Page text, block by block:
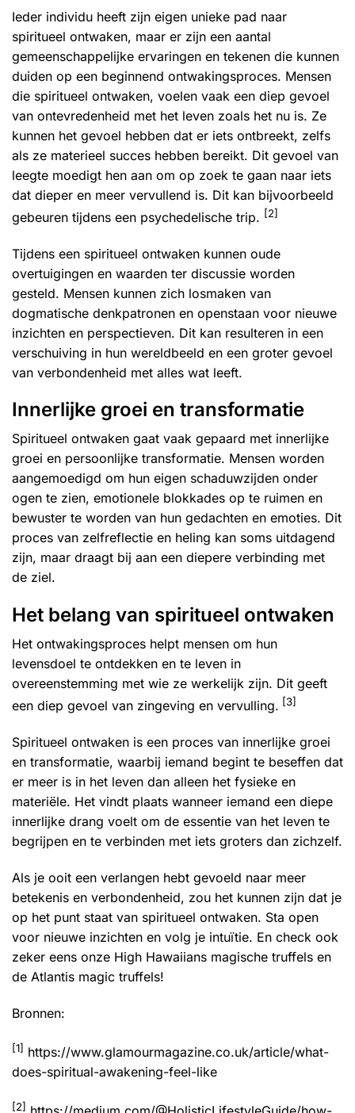
Ieder individu heeft zijn eigen unieke pad naar
spiritueel ontwaken, maar er zijn een aantal
gemeenschappelijke ervaringen en tekenen die kunnen
duiden op een beginnend ontwakingsproces. Mensen
die spiritueel ontwaken, voelen vaak een diep gevoel
van ontevredenheid met het leven zoals het nu is. Ze
kunnen het gevoel hebben dat er iets ontbreekt, zelfs
als ze materieel succes hebben bereikt. Dit gevoel van
leegte moedigt hen aan om op zoek te gaan naar iets
dat dieper en meer vervullend is. Dit kan bijvoorbeeld
gebeuren tijdens een psychedelische trip. [2]
Tijdens een spiritueel ontwaken kunnen oude
overtuigingen en waarden ter discussie worden
gesteld. Mensen kunnen zich losmaken van
dogmatische denkpatronen en openstaan voor nieuwe
inzichten en perspectieven. Dit kan resulteren in een
verschuiving in hun wereldbeeld en een groter gevoel
van verbondenheid met alles wat leeft.
Innerlijke groei en transformatie
Spiritueel ontwaken gaat vaak gepaard met innerlijke
groei en persoonlijke transformatie. Mensen worden
aangemoedigd om hun eigen schaduwzijden onder
ogen te zien, emotionele blokkades op te ruimen en
bewuster te worden van hun gedachten en emoties. Dit
proces van zelfreflectie en heling kan soms uitdagend
zijn, maar draagt bij aan een diepere verbinding met
de ziel.
Het belang van spiritueel ontwaken
Het ontwakingsproces helpt mensen om hun
levensdoel te ontdekken en te leven in
overeenstemming met wie ze werkelijk zijn. Dit geeft
een diep gevoel van zingeving en vervulling. [3]
Spiritueel ontwaken is een proces van innerlijke groei
en transformatie, waarbij iemand begint te beseffen dat
er meer is in het leven dan alleen het fysieke en
materiële. Het vindt plaats wanneer iemand een diepe
innerlijke drang voelt om de essentie van het leven te
begrijpen en te verbinden met iets groters dan zichzelf.
Als je ooit een verlangen hebt gevoeld naar meer
betekenis en verbondenheid, zou het kunnen zijn dat je
op het punt staat van spiritueel ontwaken. Sta open
voor nieuwe inzichten en volg je intuïtie. En check ook
zeker eens onze High Hawaiians magische truffels en
de Atlantis magic truffels!
Bronnen:
[1] https://www.glamourmagazine.co.uk/article/what-
does-spiritual-awakening-feel-like
[2]